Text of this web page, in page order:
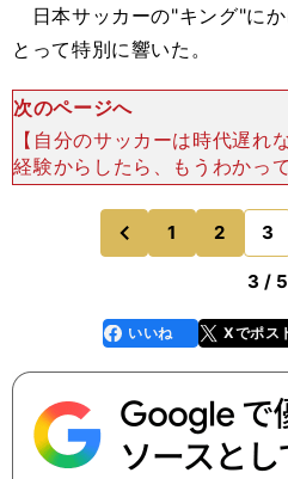
日本サッカーの"キング"に
とって特別に響いた。
次のページへ
【自分のサッカーは時代遅れ
経験からしたら、もうわかっ
ーってやっぱり、こういうも
な』ってことは、自分らで考
すり合わせ
前
のページへ
1 2 3のページへ
3 / 5
faceboo
k
いいね Xでポス